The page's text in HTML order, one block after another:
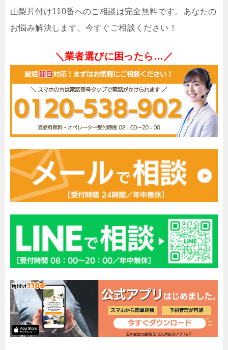
山梨片付け110番へのご相談は完全無料です。あなたの
お悩み解決します。今すぐご相談ください！
＼業者選びに困ったら…／